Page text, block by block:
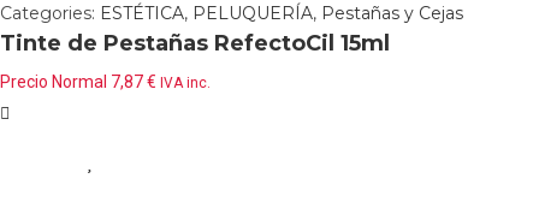
Categories: ESTÉTICA, PELUQUERÍA, Pestañas y Cejas
Tinte de Pestañas RefectoCil 15ml
Precio Normal 7,87€ IVA inc.